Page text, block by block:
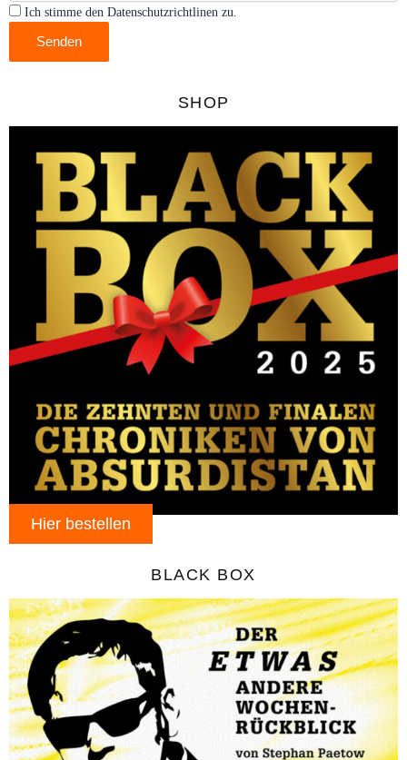
Ich stimme den Datenschutzrichtlinen zu.
Senden
SHOP
Hier bestellen
BLACK BOX